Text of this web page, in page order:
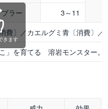
ブラー
3～11
費〕／カエルグミ青〔消費〕
」を育てる 溶岩モンスター
きます